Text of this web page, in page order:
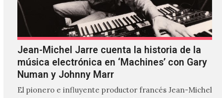
Jean-Michel Jarre cuenta la historia de la
música electrónica en ‘Machines’ con Gary
Numan y Johnny Marr
El pionero e influyente productor francés Jean-Michel